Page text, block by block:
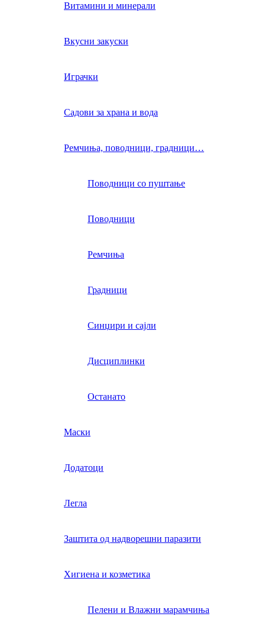
Витамини и минерали
Вкусни закуски
Играчки
Садови за храна и вода
Ремчиња, поводници, градници…
Поводници со пуштање
Поводници
Ремчиња
Градници
Синџири и сајли
Дисциплинки
Останато
Маски
Додатоци
Легла
Заштита од надворешни паразити
Хигиена и козметика
Пелени и Влажни марамчиња